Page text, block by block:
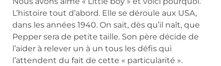
L’histoire tout d’abord. Elle se déroule aux USA,
dans les années 1940. On sait, dès qu’il naît, que
Pepper sera de petite taille. Son père décide de
l’aider à relever un à un tous les défis qui
l’attendent du fait de cette « particularité ».